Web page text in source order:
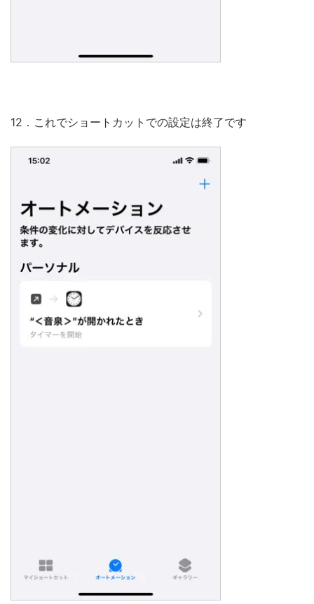
12．これでショートカットでの設定は終了です